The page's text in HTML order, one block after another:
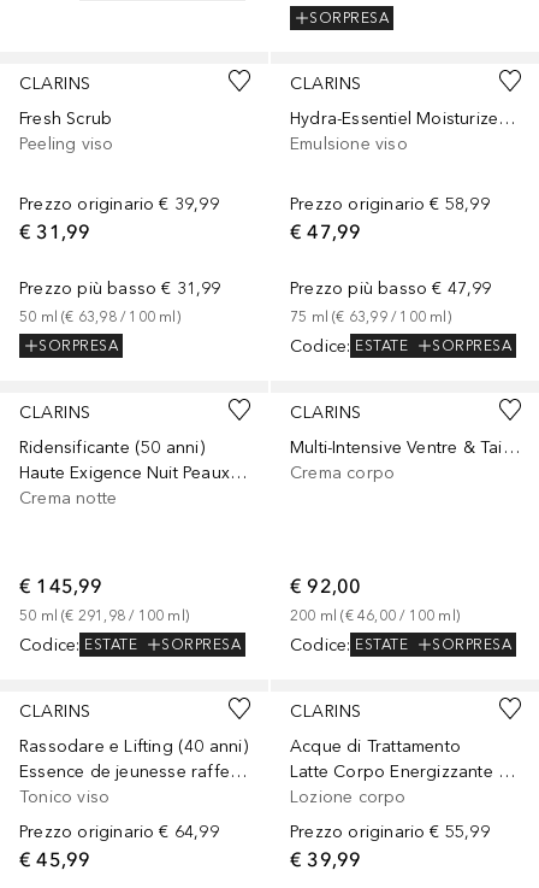
SORPRESA
CLARINS
Fresh Scrub
Peeling viso
Prezzo originario € 39,99
€ 31,99
Prezzo più basso € 31,99
50 ml (€ 63,98 / 100 ml)
SORPRESA
CLARINS
Hydra-Essentiel Moisturizes & Quenches Emulsion
Emulsione viso
Prezzo originario € 58,99
€ 47,99
Prezzo più basso € 47,99
75 ml (€ 63,99 / 100 ml)
Codice: ESTATE SORPRESA
CLARINS
Ridensificante (50 anni)
Haute Exigence Nuit Peaux Très Sèches
Crema notte
€ 145,99
50 ml (€ 291,98 / 100 ml)
Codice: ESTATE SORPRESA
CLARINS
Multi-Intensive Ventre & Taille
Crema corpo
€ 92,00
200 ml (€ 46,00 / 100 ml)
Codice: ESTATE SORPRESA
CLARINS
Rassodare e Lifting (40 anni)
Essence de jeunesse raffermissante
Tonico viso
Prezzo originario € 64,99
€ 45,99
CLARINS
Acque di Trattamento
Latte Corpo Energizzante Eau Dynamisante
Lozione corpo
Prezzo originario € 55,99
€ 39,99